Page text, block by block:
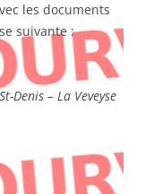
les documents
suivante :
Denis – La Veveyse